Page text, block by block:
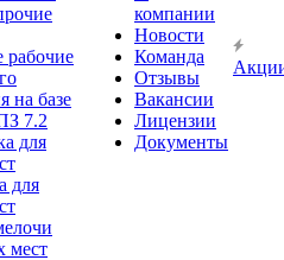
на базе
7.2
для
для
мест
компании
Новости
Команда
Отзывы
Вакансии
Лицензии
Документы